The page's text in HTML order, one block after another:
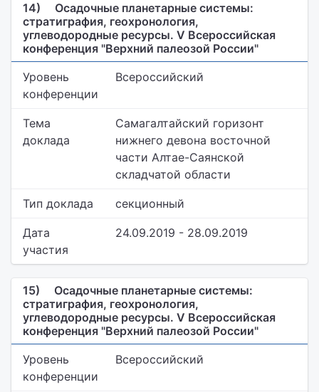
14)
Осадочные планетарные системы:
стратиграфия, геохронология,
углеводородные ресурсы. V Всероссийская
конференция "Верхний палеозой России"
Уровень
конференции
Всероссийский
Тема
доклада
Самагалтайский горизонт
нижнего девона восточной
части Алтае-Саянской
складчатой области
Тип доклада секционный
Дата
участия
24.09.2019 - 28.09.2019
15)
Осадочные планетарные системы:
стратиграфия, геохронология,
углеводородные ресурсы. V Всероссийская
конференция "Верхний палеозой России"
Уровень
конференции
Всероссийский